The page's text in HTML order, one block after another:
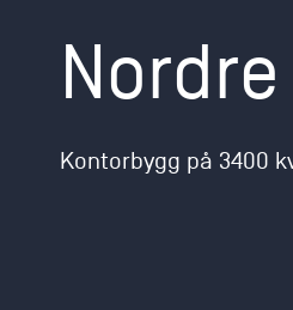
Kontorbygg på 3400